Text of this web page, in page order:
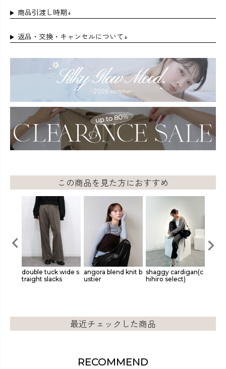
商品引渡し時期↓
返品・交換・キャンセルについて↓
この商品を見た方におすすめ
wide s angora blend knit b
ustier
shaggy cardigan(c
hihiro select)
layered sheer mes
h top
最近チェックした商品
RECOMMEND